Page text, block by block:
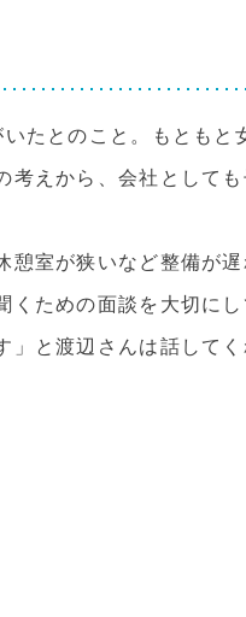
たとのこと。もともと
えから、会社として
室が狭いなど整備が
ための面談を大切に
と渡辺さんは話してく